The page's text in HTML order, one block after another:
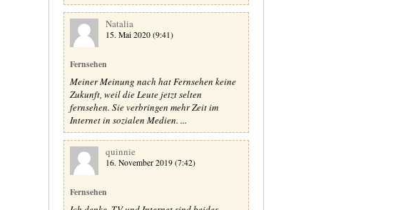
Natalia
15. Mai 2020 (9:41)
Fernsehen
Meiner Meinung nach hat Fernsehen keine
Zukunft, weil die Leute jetzt selten
fernsehen. Sie verbringen mehr Zeit im
Internet in sozialen Medien. ...
quinnie
16. November 2019 (7:42)
Fernsehen